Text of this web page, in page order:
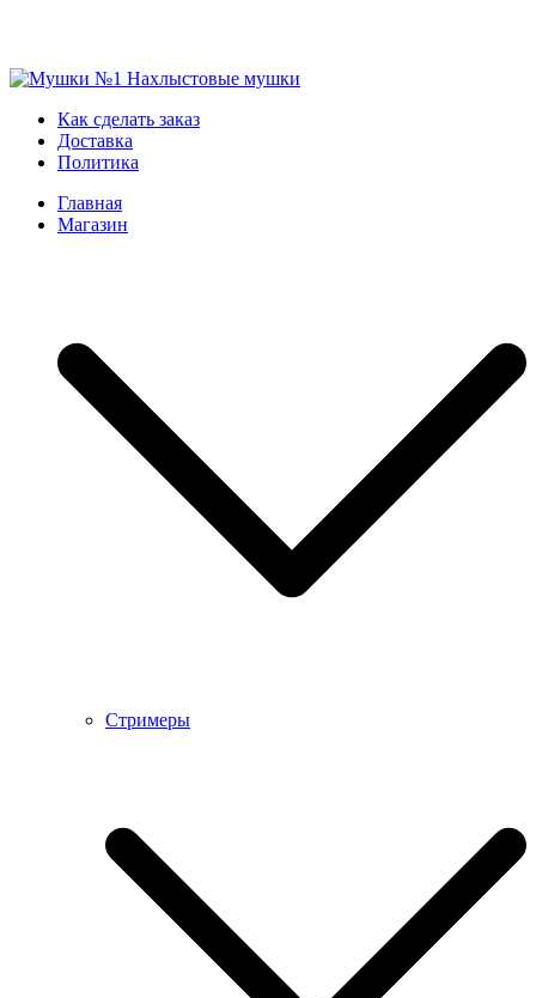
Skip
content
Мушки №1
Нахлыстовые мушки
Как сделать заказ
Доставка
Политика
Главная
Магазин
Стримеры